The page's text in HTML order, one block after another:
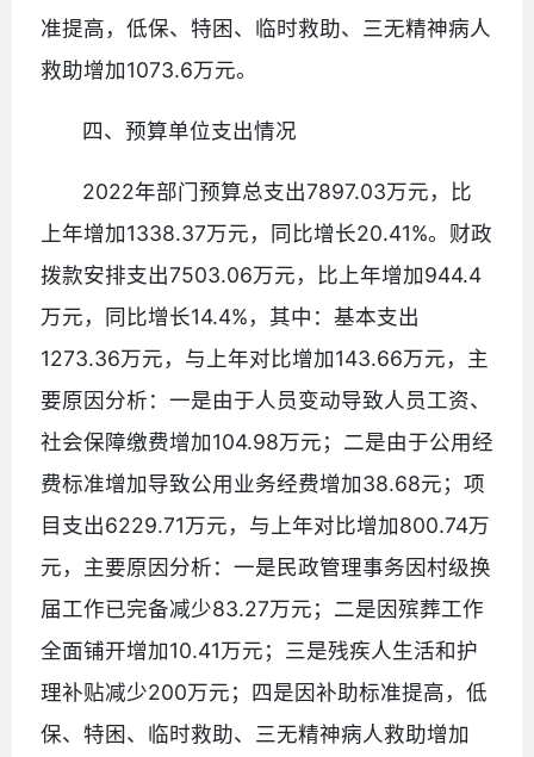
准提高，低保、特困、临时救助、三无精神病人
救助增加1073.6万元。
四、预算单位支出情况
2022年部门预算总支出7897.03万元，比
上年增加1338.37万元，同比增长20.41%。财政
拨款安排支出7503.06万元，比上年增加944.4
万元，同比增长14.4%，其中：基本支出
1273.36万元，与上年对比增加143.66万元，主
要原因分析：一是由于人员变动导致人员工资、
社会保障缴费增加104.98万元；二是由于公用经
费标准增加导致公用业务经费增加38.68元；项
目支出6229.71万元，与上年对比增加800.74万
元，主要原因分析：一是民政管理事务因村级换
届工作已完备减少83.27万元；二是因殡葬工作
全面铺开增加10.41万元；三是残疾人生活和护
理补贴减少200万元；四是因补助标准提高，低
保、特困、临时救助、三无精神病人救助增加